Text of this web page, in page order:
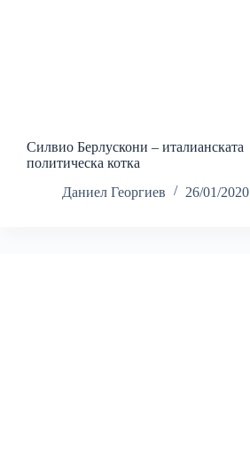
Силвио Берлускони – италианската
политическа котка
Даниел Георгиев
26/01/2020